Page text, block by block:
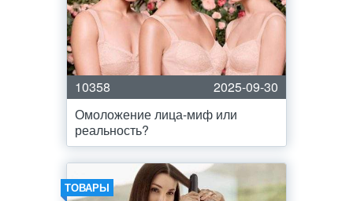
10358
2025-09-30
Омоложение лица-миф или
реальность?
ТОВАРЫ